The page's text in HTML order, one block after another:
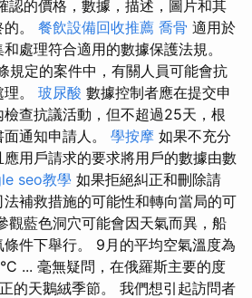
認的價格，數據，描述，圖片和其
。 餐飲設備回收推薦 喬骨 適用於
處理符合適用的數據保護法規。
規定的案件中，有關人員可能會抗
。 玻尿酸 數據控制者應在提交申
查抗議活動，但不超過25天，根
通知申請人。 學按摩 如果不充分
用戶請求的要求將用戶的數據由數
seo教學 如果拒絕糾正和刪除請
補救措施的可能性和轉向當局的可
觀藍色洞穴可能會因天氣而異，船
件下舉行。 9月的平均空氣溫度為
... 毫無疑問，在俄羅斯主要的度
的天鵝絨季節。 我們想引起訪問者